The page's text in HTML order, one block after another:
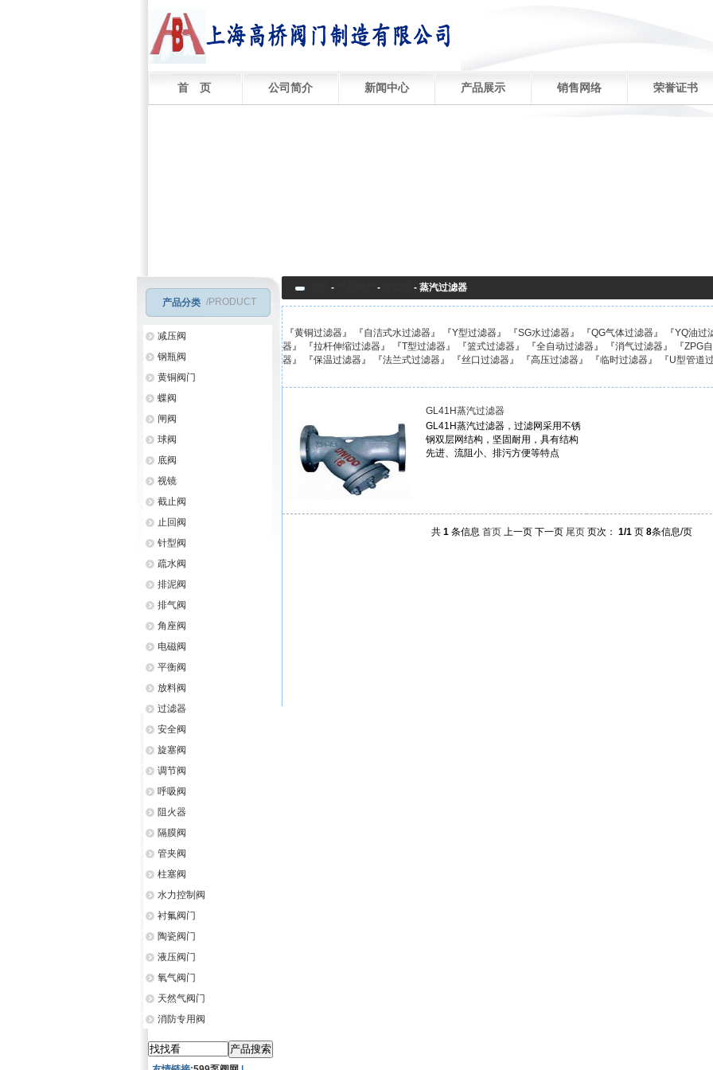
首 页 公司简介 新闻中心 产品展示 销售网络 荣誉证书
产品分类 /PRODUCT
减压阀
钢瓶阀
黄铜阀门
蝶阀
闸阀
球阀
底阀
视镜
截止阀
止回阀
针型阀
疏水阀
排泥阀
排气阀
角座阀
电磁阀
平衡阀
放料阀
过滤器
安全阀
旋塞阀
调节阀
呼吸阀
阻火器
隔膜阀
管夹阀
柱塞阀
水力控制阀
衬氟阀门
陶瓷阀门
液压阀门
氧气阀门
天然气阀门
消防专用阀
- - - 蒸汽过滤器
『黄铜过滤器』 『自洁式水过滤器』 『Y型过滤器』 『SG水过滤器』 『QG气体过滤器』 『YQ油过
器』 『拉杆伸缩过滤器』 『T型过滤器』 『篮式过滤器』 『全自动过滤器』 『消气过滤器』 『ZPG
器』 『保温过滤器』 『法兰式过滤器』 『丝口过滤器』 『高压过滤器』 『临时过滤器』 『U型管道
GL41H蒸汽过滤器
GL41H蒸汽过滤器，过滤网采用不锈
钢双层网结构，坚固耐用，具有结构
先进、流阻小、排污方便等特点
共 1 条信息 首页 上一页 下一页 尾页 页次： 1/1 页 8条信息/页